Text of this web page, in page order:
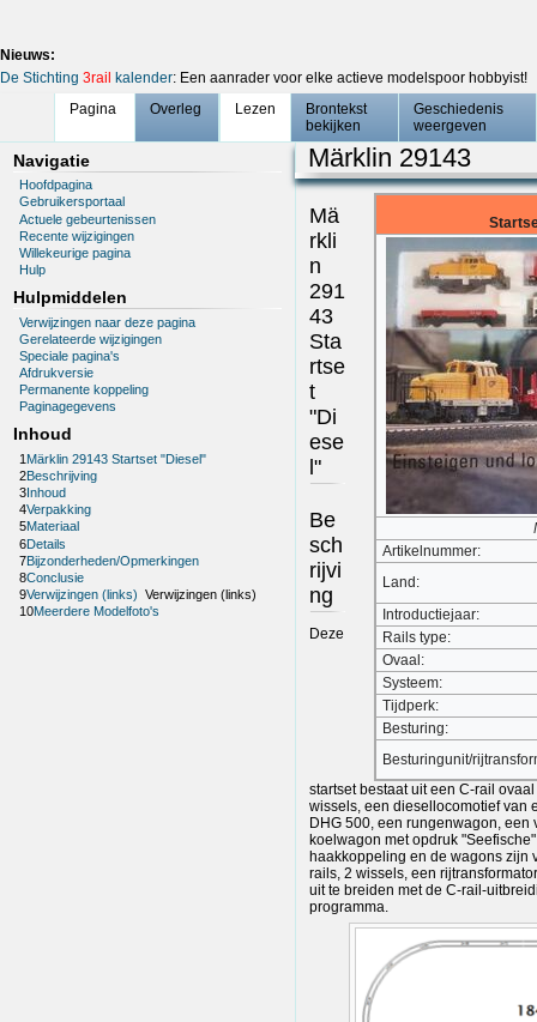
Nieuws:
De Stichting 3rail kalender: Een aanrader voor elke actieve modelspoor hobbyist!
Pagina
Overleg Lezen
Brontekst
bekijken
Geschiedenis
weergeven
Navigatie
Hoofdpagina
Gebruikersportaal
Actuele gebeurtenissen
Recente wijzigingen
Willekeurige pagina
Hulp
Hulpmiddelen
Verwijzingen naar deze pagina
Gerelateerde wijzigingen
Speciale pagina's
Afdrukversie
Permanente koppeling
Paginagegevens
Inhoud
1 Märklin 29143 Startset "Diesel"
2Beschrijving
3Inhoud
4Verpakking
5Materiaal
6Details
7Bijzonderheden/Opmerkingen
8Conclusie
9Verwijzingen (links) Verwijzingen (links)
10Meerdere Modelfoto's
Märklin 29143
Artikelnummer:
Land:
Introductiejaar:
Rails type:
Ovaal:
Systeem:
Tijdperk:
Besturing:
Besturingunit/
Mä
rkli
n
291
43
Sta
rtse
t
"Di
ese
l"
Be
sch
rijvi
ng
Deze
startset bestaat uit een C-rail
wissels, een diesellocomotief van
DHG 500, een rungenwagon,
koelwagon met opdruk
haakkoppeling en de wagons zijn
rails, 2 wissels, een
uit te breiden met de C-rail-
programma.